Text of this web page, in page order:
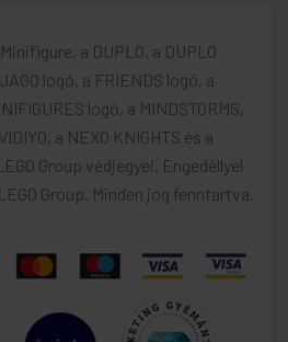
a DUPLO, a DUPLO
logó, a FRIENDS logó, a
logó, a MINDSTORMS,
a NEXO KNIGHTS és a
Group védjegyei. Engedéllyel
Group. Minden jog fenntartva.